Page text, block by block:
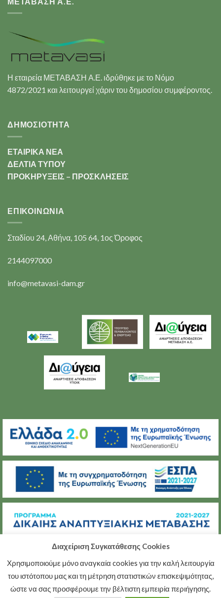
Η εταιρεία ΜΕΤΑΒΑΣΗ Α.Ε. ιδρύθηκε με το Νόμο
4872/2021 και λειτουργεί χάριν του δημοσίου συμφέροντος.
ΔΗΜΟΣΙΟΤΗΤΑ
ΕΤΑΙΡΙΚΑ ΝΕΑ
ΔΕΛΤΙΑ ΤΥΠΟΥ
ΠΡΟΚΗΡΥΞΕΙΣ – ΠΡΟΣΚΛΗΣΕΙΣ
ΕΠΙΚΟΙΝΩΝΊΑ
Σταδίου 24, Αθήνα, 105 64, 1ος Όροφος
2144097000
info@metavasi-dam.gr
(C) ΜΕΤΑΒΑΣΗ Α.Ε.
ΠΟΛΙΤΙΚΉ ΑΠΟΡΡΉΤΟΥ
Διαχείριση Συγκατάθεσης Cookies
Χρησιμοποιούμε μόνο αναγκαία cookies για την καλή λειτουργία
του ιστότοπου μας και τη μέτρηση στατιστικών επισκεψιμότητας,
ώστε να σας προσφέρουμε την βέλτιστη εμπειρία περιήγησης.